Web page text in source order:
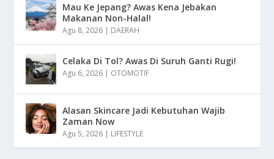
Mau Ke Jepang? Awas Kena Jebakan
Makanan Non-Halal!
Agu 8, 2026 | DAERAH
Celaka Di Tol? Awas Di Suruh Ganti Rugi!
Agu 6, 2026 | OTOMOTIF
Alasan Skincare Jadi Kebutuhan Wajib
Zaman Now
Agu 5, 2026 | LIFESTYLE